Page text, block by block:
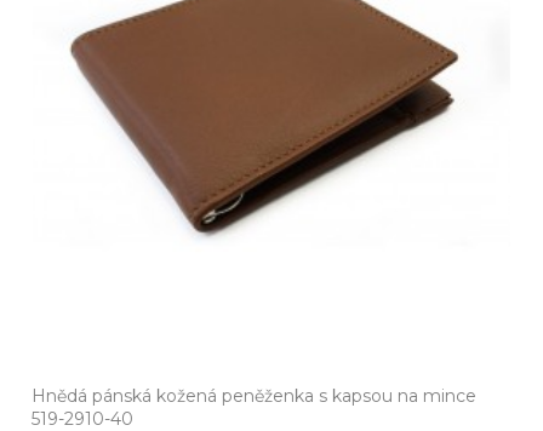
Hnědá pánská kožená peněženka s kapsou na mince
519-2910-40